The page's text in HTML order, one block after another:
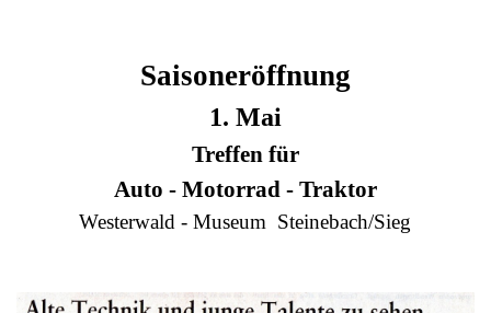
Saisoneröffnung
1. Mai
Treffen für
Auto - Motorrad - Traktor
Westerwald - Museum Steinebach/Sieg